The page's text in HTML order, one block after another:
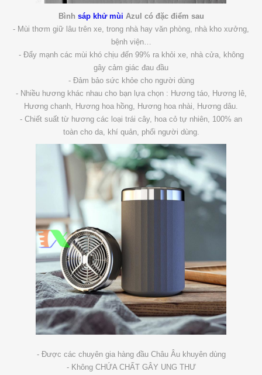
Bình sáp khử mùi Azul có đặc điểm sau
- Mùi thơm giữ lâu trên xe, trong nhà hay văn phòng, nhà kho xưởng,
bệnh viện…
- Đẩy mạnh các mùi khó chịu đến 99% ra khỏi xe, nhà cửa, không
gây cảm giác đau đầu
- Đảm bảo sức khỏe cho người dùng
- Nhiều hương khác nhau cho bạn lựa chọn : Hương táo, Hương lê,
Hương chanh, Hương hoa hồng, Hương hoa nhài, Hương dâu.
- Chiết suất từ hương các loại trái cây, hoa cỏ tự nhiên, 100% an
toàn cho da, khí quản, phổi người dùng.
- Được các chuyên gia hàng đầu Châu Âu khuyên dùng
- Không CHỨA CHẤT GÂY UNG THƯ